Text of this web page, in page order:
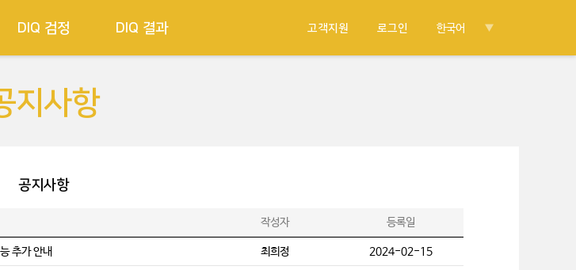
DIQ 검정 DIQ 결과 고객지원 로그인 한국어
지사항
공지사항
작성자 등록일
추가 안내 최희정 2024-02-15